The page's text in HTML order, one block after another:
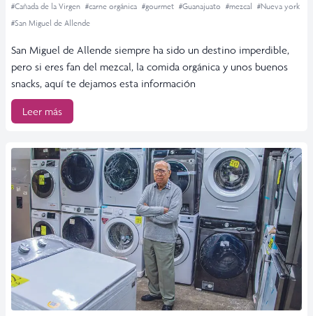
#Cañada de la Virgen #carne orgánica #gourmet #Guanajuato #mezcal #Nueva york
#San Miguel de Allende
San Miguel de Allende siempre ha sido un destino imperdible,
pero si eres fan del mezcal, la comida orgánica y unos buenos
snacks, aquí te dejamos esta información
Leer más